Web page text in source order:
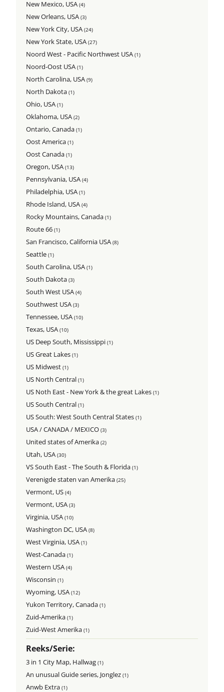
New Mexico, USA(4)
New Orleans, USA(3)
New York City, USA(24)
New York State, USA(27)
Noord West - Pacific Northwest USA(1)
Noord-Oost USA(1)
North Carolina, USA(9)
North Dakota(1)
Ohio, USA(1)
Oklahoma, USA(2)
Ontario, Canada(1)
Oost America(1)
Oost Canada(1)
Oregon, USA(13)
Pennsylvania, USA(4)
Philadelphia, USA(1)
Rhode Island, USA(4)
Rocky Mountains, Canada(1)
Route 66(1)
San Francisco, California USA(8)
Seattle(1)
South Carolina, USA(1)
South Dakota(3)
South West USA(4)
Southwest USA(3)
Tennessee, USA(10)
Texas, USA(10)
US Deep South, Mississippi(1)
US Great Lakes(1)
US Midwest(1)
US North Central(1)
US Noth East - New York & the great Lakes(1)
US South Central(1)
US South: West South Central States(1)
USA / CANADA / MEXICO(3)
United states of Amerika(2)
Utah, USA(30)
VS South East - The South & Florida(1)
Verenigde staten van Amerika(25)
Vermont, US(4)
Vermont, USA(3)
Virginia, USA(10)
Washington DC, USA(8)
West Virginia, USA(1)
West-Canada(1)
Western USA(4)
Wisconsin(1)
Wyoming, USA(12)
Yukon Territory, Canada(1)
Zuid-Amerika(1)
Zuid-West Amerika(1)
Reeks/Serie:
3 in 1 City Map, Hallwag(1)
An unusual Guide series, Jonglez(1)
Anwb Extra(1)